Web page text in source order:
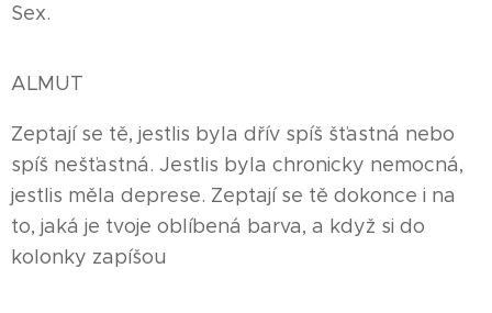
Sex.
ALMUT
Zeptají se tě, jestlis byla dřív spíš šťastná nebo
spíš nešťastná. Jestlis byla chronicky nemocná,
jestlis měla deprese. Zeptají se tě dokonce i na
to, jaká je tvoje oblíbená barva, a když si do
kolonky zapíšou